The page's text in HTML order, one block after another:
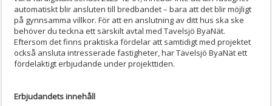
automatiskt blir ansluten till bredbandet – bara att det blir möjligt
på gynnsamma villkor. För att en anslutning av ditt hus ska ske
behöver du teckna ett särskilt avtal med Tavelsjö ByaNät.
Eftersom det finns praktiska fördelar att samtidigt med projektet
också ansluta intresserade fastigheter, har Tavelsjö ByaNät ett
fördelaktigt erbjudande under projekttiden.
Erbjudandets innehåll